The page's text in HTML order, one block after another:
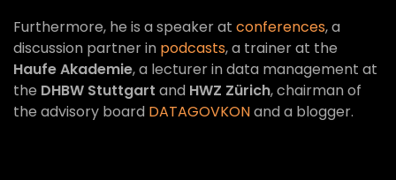
Furthermore, he is a speaker at conferences, a
discussion partner in podcasts, a trainer at the
Haufe Akademie, a lecturer in data management at
the DHBW Stuttgart and HWZ Zürich, chairman of
the advisory board DATAGOVKONand a blogger.